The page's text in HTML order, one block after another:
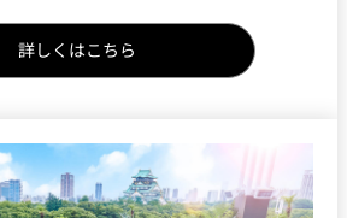
詳しくはこちら